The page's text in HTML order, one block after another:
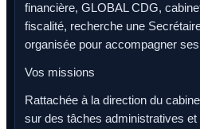
financière, GLOBAL CDG,
fiscalité, recherche une
organisée pour accompagner
Vos missions
Rattachée à la direction du
sur des tâches administratives